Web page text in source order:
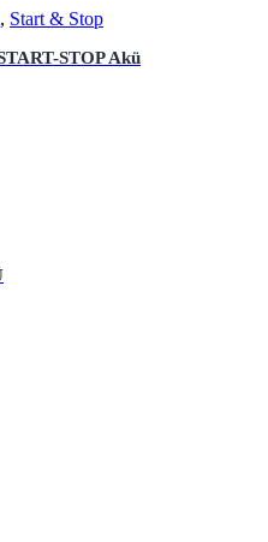
, Start & Stop
STOP Akü